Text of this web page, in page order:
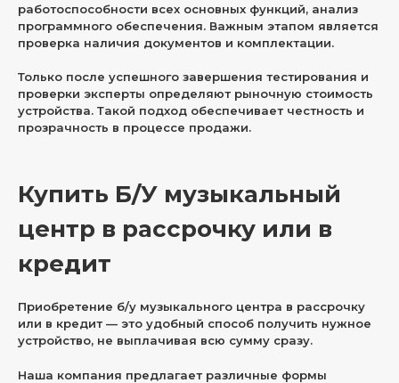
работоспособности всех основных функций, анализ
программного обеспечения. Важным этапом является
проверка наличия документов и комплектации.
Только после успешного завершения тестирования и
проверки эксперты определяют рыночную стоимость
устройства. Такой подход обеспечивает честность и
прозрачность в процессе продажи.
Купить Б/У музыкальный
центр в рассрочку или в
кредит
Приобретение б/у музыкального центра в рассрочку
или в кредит — это удобный способ получить нужное
устройство, не выплачивая всю сумму сразу.
Наша компания предлагает различные формы